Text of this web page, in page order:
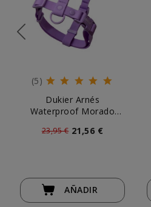
(5)
Dukier Arnés
Waterproof Morado
23,95 € 21,56 €
AÑADIR